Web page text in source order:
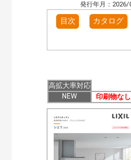
太陽光発電・屋根・外壁（89）
ビル・マンション・店舗（74）
終了年:
発行年月：2026/
目次 カタログ
高拡大率対応
NEW
印刷物なし